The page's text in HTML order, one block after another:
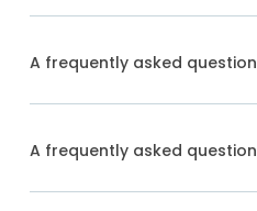
A frequently asked question
A frequently asked question